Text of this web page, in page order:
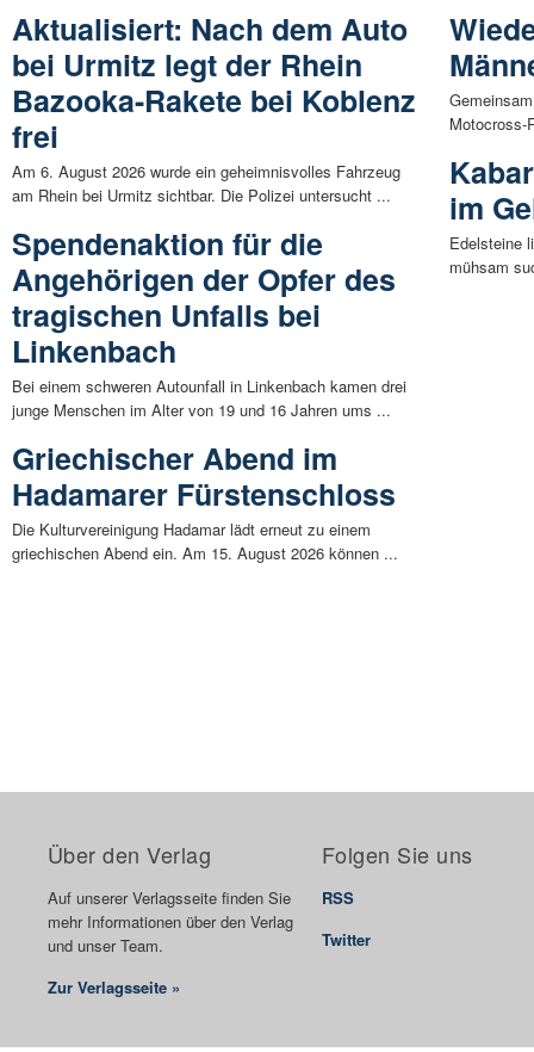
Aktualisiert: Nach dem Auto
bei Urmitz legt der Rhein
Bazooka-Rakete bei Koblenz
frei
Am 6. August 2026 wurde ein geheimnisvolles Fahrzeug
am Rhein bei Urmitz sichtbar. Die Polizei untersucht ...
Spendenaktion für die
Angehörigen der Opfer des
tragischen Unfalls bei
Linkenbach
Bei einem schweren Autounfall in Linkenbach kamen drei
junge Menschen im Alter von 19 und 16 Jahren ums ...
Griechischer Abend im
Hadamarer Fürstenschloss
Die Kulturvereinigung Hadamar lädt erneut zu einem
griechischen Abend ein. Am 15. August 2026 können ...
Motocross-
im
Edelsteine
mühsam
Über den Verlag
Auf unserer Verlagsseite finden Sie
mehr Informationen über den Verlag
und unser Team.
Zur Verlagsseite »
Folgen Sie uns
RSS
Twitter